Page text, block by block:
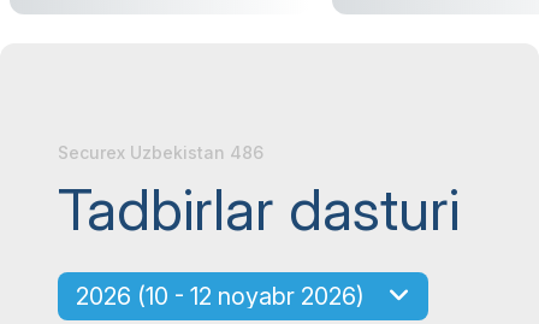
Securex Uzbekistan 486
Tadbirlar dasturi
2026 (10 - 12 noyabr 2026)